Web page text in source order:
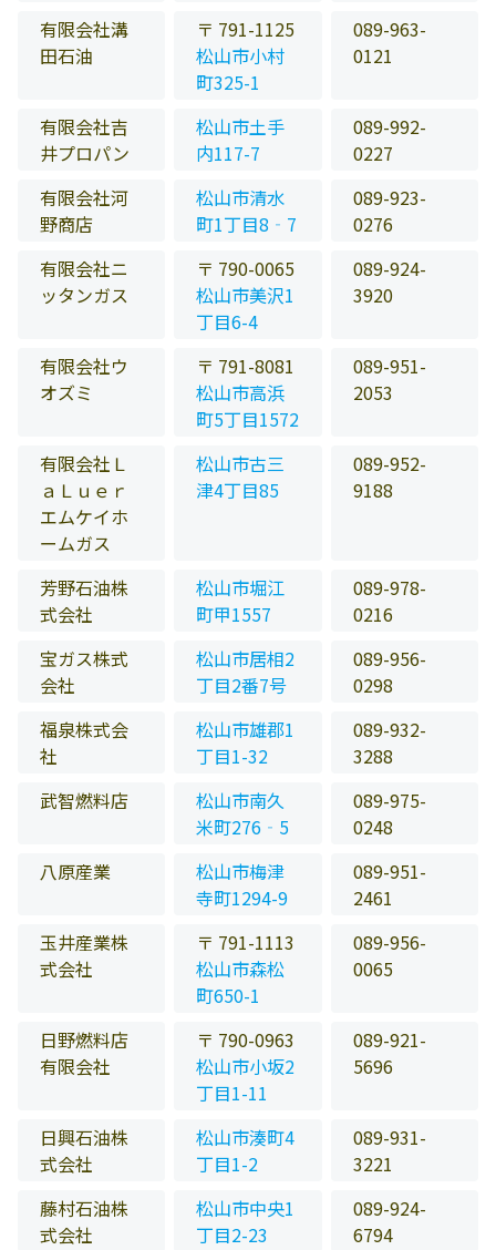
有限会社溝
田石油
〒 791-1125
松山市小村
町325-1
089-963-
0121
有限会社吉
井プロパン
松山市土手
内117-7
089-992-
0227
有限会社河
野商店
松山市清水
町1丁目8‐7
089-923-
0276
有限会社ニ
ッタンガス
〒 790-0065
松山市美沢1
丁目6-4
089-924-
3920
有限会社ウ
オズミ
〒 791-8081
松山市高浜
町5丁目1572
089-951-
2053
有限会社Ｌ
ａＬｕｅｒ
エムケイホ
ームガス
松山市古三
津4丁目85
089-952-
9188
芳野石油株
式会社
松山市堀江
町甲1557
089-978-
0216
宝ガス株式
会社
松山市居相2
丁目2番7号
089-956-
0298
福泉株式会
社
松山市雄郡1
丁目1-32
089-932-
3288
武智燃料店
松山市南久
米町276‐5
089-975-
0248
八原産業
松山市梅津
寺町1294-9
089-951-
2461
玉井産業株
式会社
〒 791-1113
松山市森松
町650-1
089-956-
0065
日野燃料店
有限会社
〒 790-0963
松山市小坂2
丁目1-11
089-921-
5696
日興石油株
式会社
松山市湊町4
丁目1-2
089-931-
3221
藤村石油株
式会社
松山市中央1
丁目2-23
089-924-
6794